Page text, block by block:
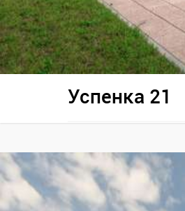
Успенка 21